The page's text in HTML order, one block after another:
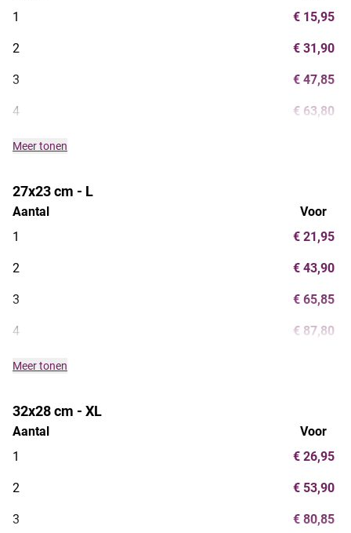
1
2
3
4
€ 15,95
€ 31,90
€ 47,85
€ 63,80
Meer tonen
27x23 cm - L
Aantal
1
2
3
4
Voor
€ 21,95
€ 43,90
€ 65,85
€ 87,80
Meer tonen
32x28 cm - XL
Aantal
1
2
3
Voor
€ 26,95
€ 53,90
€ 80,85